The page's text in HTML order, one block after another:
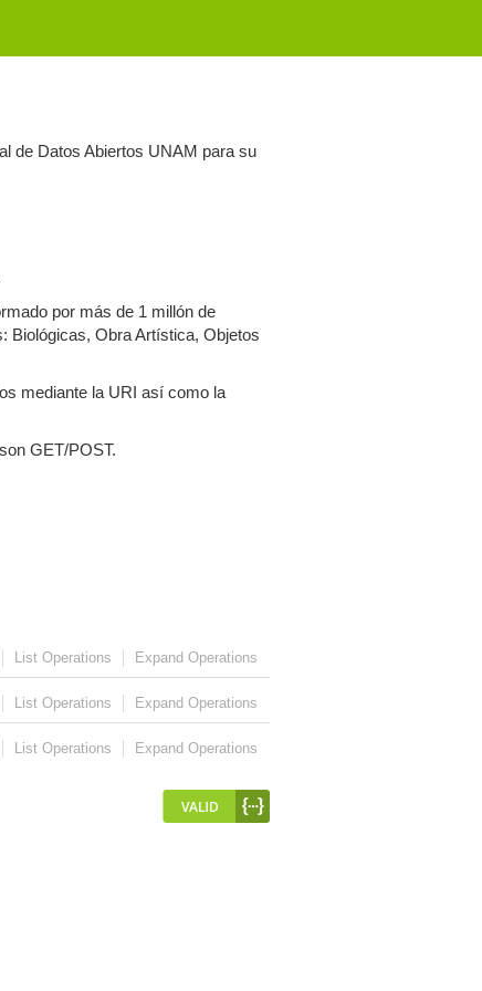
de Datos Abiertos UNAM para su
por más de 1 millón de
Biológicas, Obra Artística, Objetos
mediante la URI así como la
GET/POST.
List Operations Expand Operations
List Operations Expand Operations
List Operations Expand Operations